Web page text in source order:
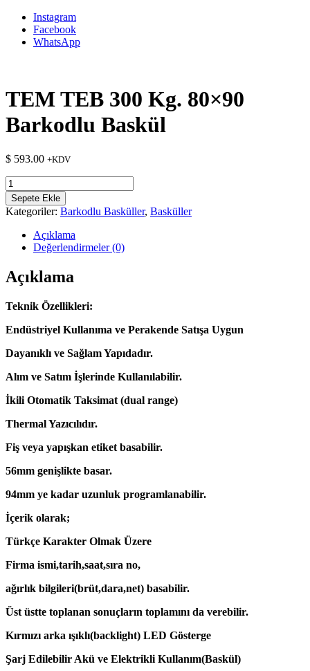
Instagram
Facebook
WhatsApp
TEM TEB 300 Kg. 80×90
Barkodlu Baskül
$ 593.00 +KDV
TEM
TEB
300
Kg.
80x90
Barkodlu
Baskül
adet
Sepete Ekle
Kategoriler: Barkodlu Basküller, Basküller
Açıklama
Değerlendirmeler (0)
Açıklama
Teknik Özellikleri:
Endüstriyel Kullanıma ve Perakende Satışa Uygun
Dayanıklı ve Sağlam Yapıdadır.
Alım ve Satım İşlerinde Kullanılabilir.
İkili Otomatik Taksimat (dual range)
Thermal Yazıcılıdır.
Fiş veya yapışkan etiket basabilir.
56mm genişlikte basar.
94mm ye kadar uzunluk programlanabilir.
İçerik olarak;
Türkçe Karakter Olmak Üzere
Firma ismi,tarih,saat,sıra no,
ağırlık bilgileri(brüt,dara,net) basabilir.
Üst üstte toplanan sonuçların toplamını da verebilir.
Kırmızı arka ışıklı(backlight) LED Gösterge
Şarj Edilebilir Akü ve Elektrikli Kullanım(Baskül)